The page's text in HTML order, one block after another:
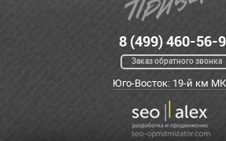
8 (499) 460-56-
Заказ обратного звонка
Юго-Восток: 19-й км